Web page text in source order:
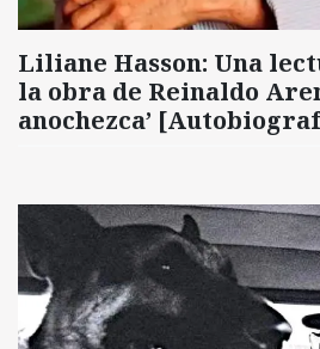
Liliane Hasson: Una
la obra de Reinaldo
anochezca’